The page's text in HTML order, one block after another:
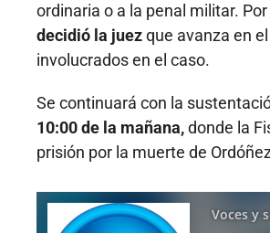
ordinaria o a la penal militar.
decidió la juezque avanza en
involucrados en el caso.
Se continuará con la
10:00 de la mañana,donde la
prisión por la muerte de